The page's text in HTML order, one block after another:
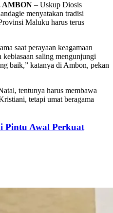
AMBON – Uskup Diosis
menyatakan tradisi
Maluku harus terus
saat perayaan keagamaan
kebiasaan saling mengunjungi
baik,” katanya di Ambon, pekan
tentunya harus membawa
tetapi umat beragama
Pintu Awal Perkuat